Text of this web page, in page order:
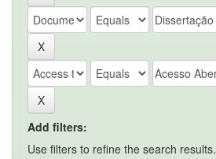
Add filters:
Use filters to refine the search results.